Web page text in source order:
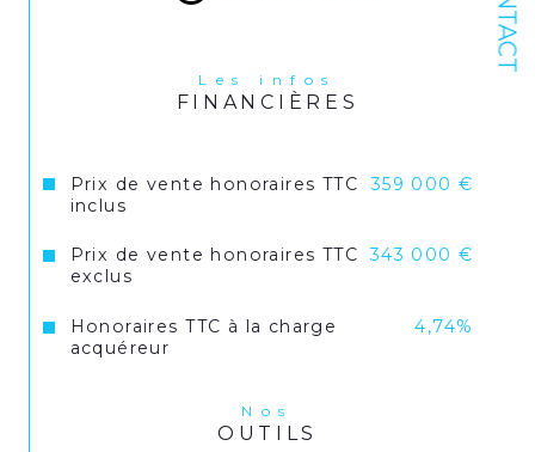
Les infos
FINANCIÈRES
Prix de vente honoraires TTC
inclus
359 000 €
Prix de vente honoraires TTC
exclus
343 000 €
Honoraires TTC à la charge
acquéreur
4,74%
Nos
OUTILS